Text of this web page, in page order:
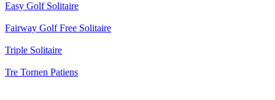
Easy Golf Solitaire
Fairway Golf Free Solitaire
Triple Solitaire
Tre Tornen Patiens